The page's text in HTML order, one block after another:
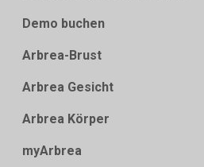
Demo buchen
Arbrea-Brust
Arbrea Gesicht
Arbrea Körper
myArbrea